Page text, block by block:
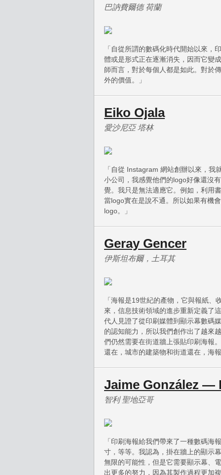
巴訥費爾德 荷蘭
「自從所謂的數碼化時代開始以來，
體或是形式正在逐漸消失，因而它變
師而言，對於每個人都是如此。對於
外的價值。」
Eiko Ojala
愛沙尼亞 塔林
「自從 Instagram 網站創辦以來，
小公司，我感覺他們的logo好像還沒
覺。我只是無法適應它。例如，利用
當logo實在是說不通。所以如果有機
logo。」
Geray Gencer
伊斯坦布爾，土耳其
「海報是19世紀的產物，它與報紙
來，信息技術領域的進步重新定義了
代人見證了從印刷媒體到顯示幕數碼
的認知能力，所以我們創作出了越來
們仍然需要在街道牆上張貼印刷海報
還在，城市的建築物和街道還在，海
Jaime González —
智利 聖地亞哥
「印刷海報給我們帶來了一種數碼海
寸，等等。我認為，掛在牆上的顯示
無限的可能性，但是它需要顯示幕、
出更多的努力，因為其製作過程更加